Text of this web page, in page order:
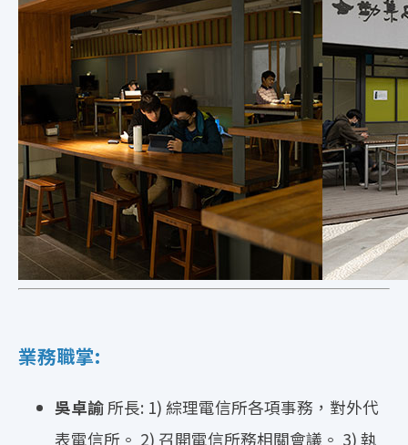
業務職掌:
吳卓諭 所長: 1) 綜理電信所各項事務，對外代
表電信所。 2) 召開電信所務相關會議。 3) 執